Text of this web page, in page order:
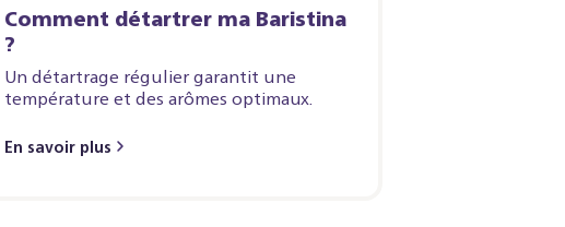
Comment détartrer ma Baristina
?
Un détartrage régulier garantit une
température et des arômes optimaux.
En savoir plus